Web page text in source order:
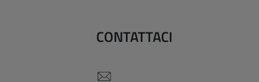
CONTATTACI